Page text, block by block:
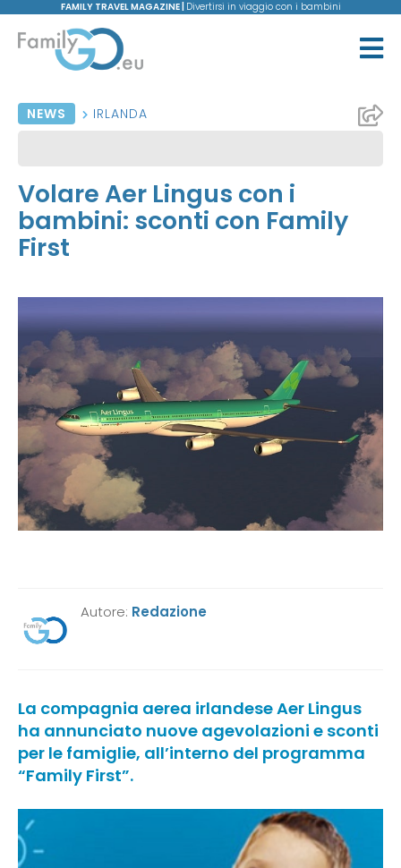
FAMILY TRAVEL MAGAZINE | Divertirsi in viaggio con i bambini
NEWS IRLANDA
Volare Aer Lingus con i
bambini: sconti con Family
First
Autore: Redazione
La compagnia aerea irlandese Aer Lingus
ha annunciato nuove agevolazioni e sconti
per le famiglie, all’interno del programma
“Family First”.